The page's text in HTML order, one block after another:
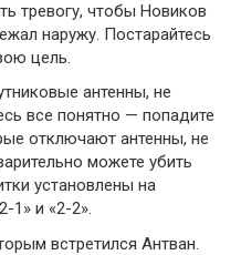
тревогу, чтобы Новиков
наружу. Постарайтесь
цель.
антенны, не
все понятно — попадите
отключают антенны, не
можете убить
установлены на
1» и «2-2».
встретился Антван.